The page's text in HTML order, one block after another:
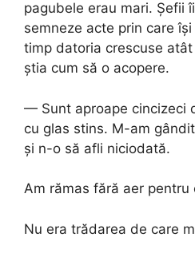
pagubele erau mari. Șefii
semneze acte prin care
timp datoria crescuse
știa cum să o acopere.
— Sunt aproape cincizeci
cu glas stins. M-am
și n-o să afli niciodată.
Am rămas fără aer pentru
Nu era trădarea de care